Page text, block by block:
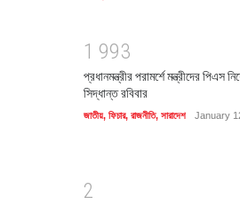
1 993
প্রধানমন্ত্রীর পরামর্শে মন্ত্রীদের পিএস
সিদ্ধান্ত রবিবার
জাতীয়, ফিচার, রাজনীতি, সারাদেশ January
2